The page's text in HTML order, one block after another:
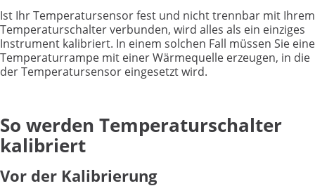
Ist Ihr Temperatursensor fest und nicht trennbar mit Ihrem
Temperaturschalter verbunden, wird alles als ein einziges
Instrument kalibriert. In einem solchen Fall müssen Sie eine
Temperaturrampe mit einer Wärmequelle erzeugen, in die
der Temperatursensor eingesetzt wird.
So werden Temperaturschalter
kalibriert
Vor der Kalibrierung